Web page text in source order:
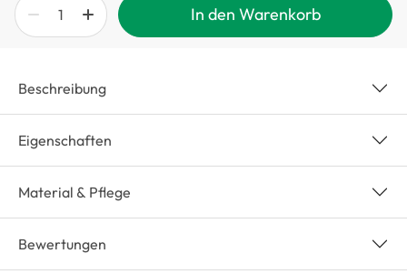
In den Warenkorb
Beschreibung
Eigenschaften
Material & Pflege
Bewertungen